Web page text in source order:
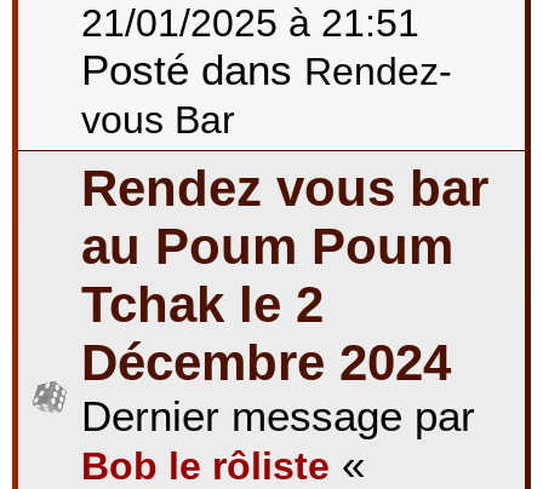
21/01/2025 à 21:51
Posté dans Rendez-
vous Bar
Rendez vous bar
au Poum Poum
Tchak le 2
Décembre 2024
Dernier message par
Bob le rôliste «